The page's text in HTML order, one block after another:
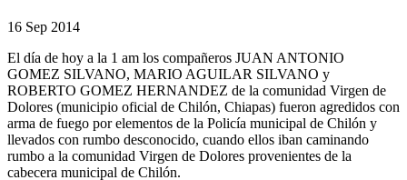
16 Sep 2014
El día de hoy a la 1 am los compañeros JUAN ANTONIO
GOMEZ SILVANO, MARIO AGUILAR SILVANO y
ROBERTO GOMEZ HERNANDEZ de la comunidad Virgen de
Dolores (municipio oficial de Chilón, Chiapas) fueron agredidos con
arma de fuego por elementos de la Policía municipal de Chilón y
llevados con rumbo desconocido, cuando ellos iban caminando
rumbo a la comunidad Virgen de Dolores provenientes de la
cabecera municipal de Chilón.